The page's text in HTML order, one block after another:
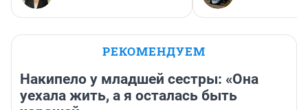
РЕКОМЕНДУЕМ
Накипело у младшей сестры: «Она
уехала жить, а я осталась быть